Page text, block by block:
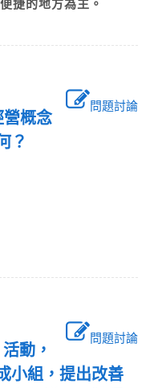
捷的地方為主。
問題討論
營概念
？
問題討論
動，
小組，提出改善